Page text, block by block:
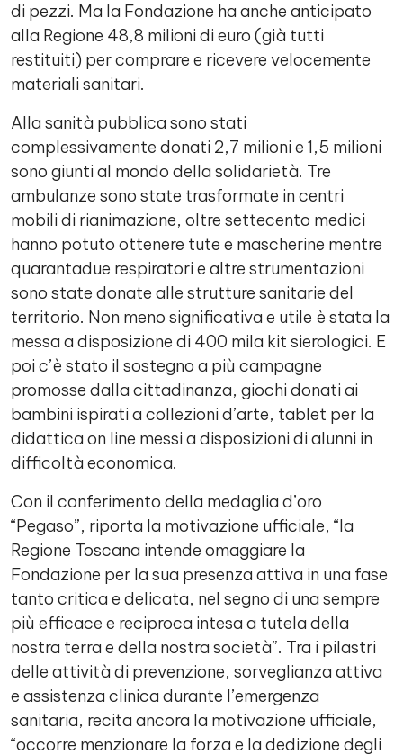
di pezzi. Ma la Fondazione ha anche anticipato
alla Regione 48,8 milioni di euro (già tutti
restituiti) per comprare e ricevere velocemente
materiali sanitari.
Alla sanità pubblica sono stati
complessivamente donati 2,7 milioni e 1,5 milioni
sono giunti al mondo della solidarietà. Tre
ambulanze sono state trasformate in centri
mobili di rianimazione, oltre settecento medici
hanno potuto ottenere tute e mascherine mentre
quarantadue respiratori e altre strumentazioni
sono state donate alle strutture sanitarie del
territorio. Non meno significativa e utile è stata la
messa a disposizione di 400 mila kit sierologici. E
poi c’è stato il sostegno a più campagne
promosse dalla cittadinanza, giochi donati ai
bambini ispirati a collezioni d’arte, tablet per la
didattica on line messi a disposizioni di alunni in
difficoltà economica.
Con il conferimento della medaglia d’oro
“Pegaso”, riporta la motivazione ufficiale, “la
Regione Toscana intende omaggiare la
Fondazione per la sua presenza attiva in una fase
tanto critica e delicata, nel segno di una sempre
più efficace e reciproca intesa a tutela della
nostra terra e della nostra società”. Tra i pilastri
delle attività di prevenzione, sorveglianza attiva
e assistenza clinica durante l’emergenza
sanitaria, recita ancora la motivazione ufficiale,
“occorre menzionare la forza e la dedizione degli